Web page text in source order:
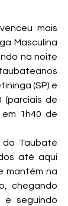
mais
Masculina
na noite
(SP) e
(parciais de
1h40 de
Taubaté
até aqui
mantém na
chegando
e seguindo